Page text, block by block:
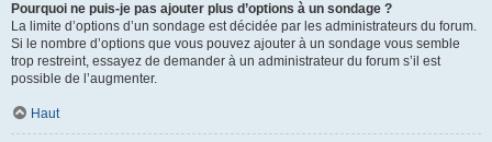
Pourquoi ne puis-je pas ajouter plus d’options à un sondage ?
La limite d’options d’un sondage est décidée par les administrateurs du forum.
Si le nombre d’options que vous pouvez ajouter à un sondage vous semble
trop restreint, essayez de demander à un administrateur du forum s’il est
possible de l’augmenter.
Haut